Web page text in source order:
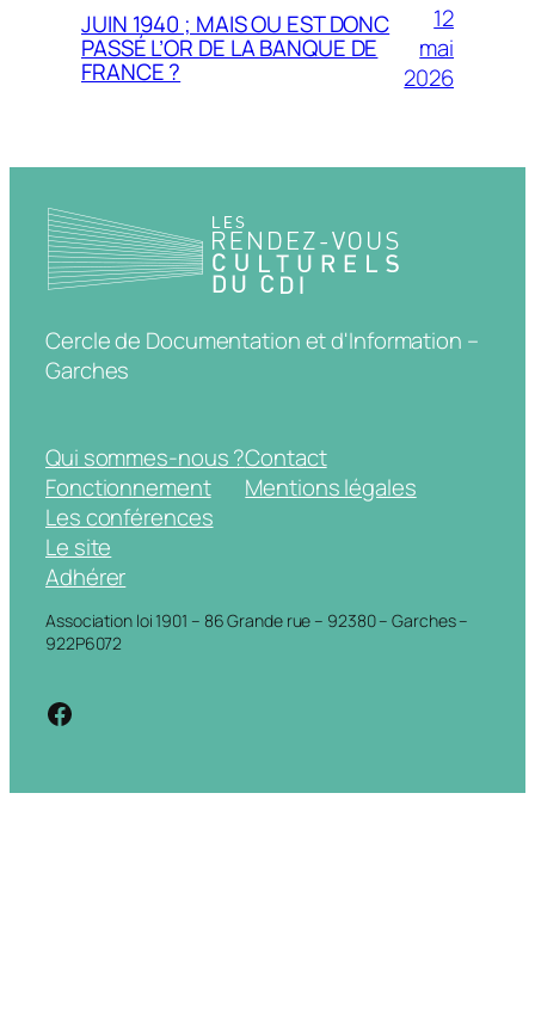
JUIN 1940 ; MAIS OU EST DONC
PASSÉ L’OR DE LA BANQUE DE
FRANCE ?
12
mai
2026
Cercle de Documentation et d'Information –
Garches
Qui sommes-nous ?
Fonctionnement
Les conférences
Le site
Adhérer
Contact
Mentions légales
Association loi 1901 – 86 Grande rue – 92380 – Garches –
922P6072
https://www.facebook.com/